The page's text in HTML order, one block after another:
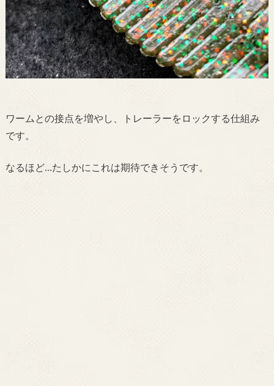
ワームとの接点を増やし、トレーラーをロックする仕組み
です。
なるほど…たしかにこれは期待できそうです。